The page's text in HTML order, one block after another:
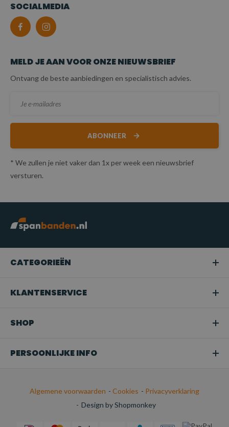
SOCIALMEDIA
MELD JE AAN VOOR ONZE NIEUWSBRIEF
Ontvang de beste aanbiedingen en specialistisch advies.
ABONNEER
* We zullen je niet vaker dan 1x per week een nieuwsbrief
versturen.
CATEGORIEËN
KLANTENSERVICE
SHOP
PERSOONLIJKE INFO
Algemene voorwaarden - Cookies - Privacyverklaring
- Design by Shopmonkey